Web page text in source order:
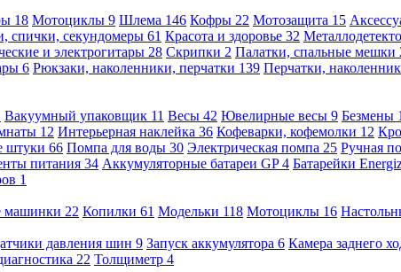
18 Мотоциклы 9 Шлема 146 Кофры 22 Мотозащита 15
спички, секундомеры 61 Красота и здоровье 32
и электрогитары 28 Скрипки 2 Палатки, спальные мешки
6 Рюкзаки, наколенники, перчатки 139 Перчатки,
Вакуумный упаковщик 11 Весы 42 Ювелирные весы 9 Безмены
12 Интерьерная наклейка 36 Кофеварки, кофемолки 12
штуки 66 Помпа для воды 30 Электрическая помпа 25 Ручная
питания 34 Аккумуляторные батареи GP4 Батарейки
1
машинки 22 Копилки 61 Модельки 118 Мотоциклы 16
давления шин 9 Запуск аккумулятора 6 Камера заднего
22 Толщиметр 4